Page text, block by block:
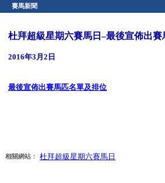
賽馬新聞
杜拜超級星期六賽馬日–最後宣佈出
2016年3月2日
最後宣佈出賽馬匹名單及排位
相關網站： 杜拜超級星期六賽馬日